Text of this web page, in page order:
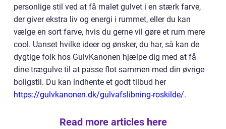
personlige stil ved at få malet gulvet i en stærk farve,
der giver ekstra liv og energi i rummet, eller du kan
vælge en sort farve, hvis du gerne vil gøre et rum mere
cool. Uanset hvilke ideer og ønsker, du har, så kan de
dygtige folk hos GulvKanonen hjælpe dig med at få
dine trægulve til at passe flot sammen med din øvrige
boligstil. Du kan indhente et godt tilbud her
https://gulvkanonen.dk/gulvafslibning-roskilde/.
Read more articles here